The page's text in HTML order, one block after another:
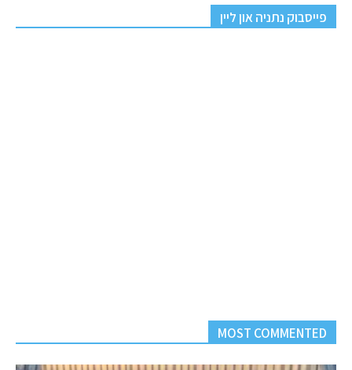
פייסבוק נתניה און ליין
MOST COMMENTED